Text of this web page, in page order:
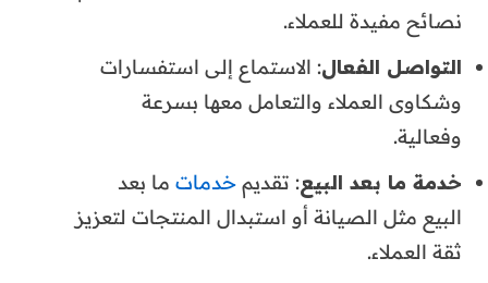
نصائح مفيدة للعملاء.
التواصل الفعال: الاستماع إلى استفسارات
وشكاوى العملاء والتعامل معها بسرعة
وفعالية.
خدمة ما بعد البيع: تقديم خدمات ما بعد
البيع مثل الصيانة أو استبدال المنتجات لتعزيز
ثقة العملاء.